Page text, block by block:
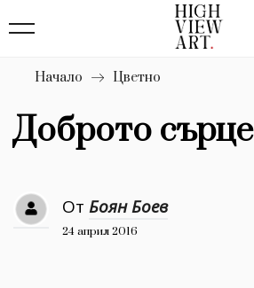
Бизнес
Мода
Dialogue
Изкуство
Красота
Начало Цветно
Доброто сърце
От Боян Боев
24 април 2016